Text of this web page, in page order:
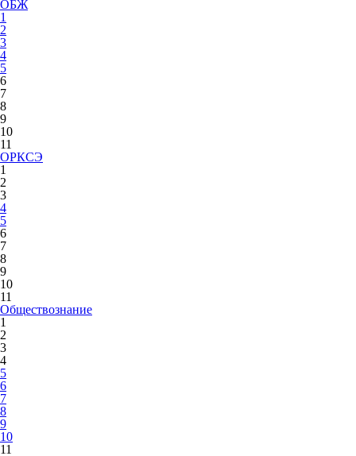
ОБЖ
1
2
3
4
5
6
7
8
9
10
11
ОРКСЭ
1
2
3
4
5
6
7
8
9
10
11
Обществознание
1
2
3
4
5
6
7
8
9
10
11